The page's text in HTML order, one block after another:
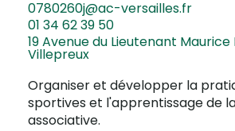
0780260j@ac-versailles.fr
01 34 62 39 50
19 Avenue du Lieutenant
Villepreux
Organiser et développer la
sportives et l'apprentissage de
associative.